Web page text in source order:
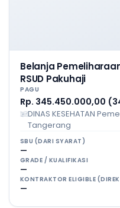
Belanja
RSUD Pakuhaji
PAGU
Rp. 345.450.000,00
DINAS KESEHATAN
Tangerang
SBU (DARI SYARAT)
—
GRADE / KUALIFIKASI
—
KONTRAKTOR ELIGIBLE
—